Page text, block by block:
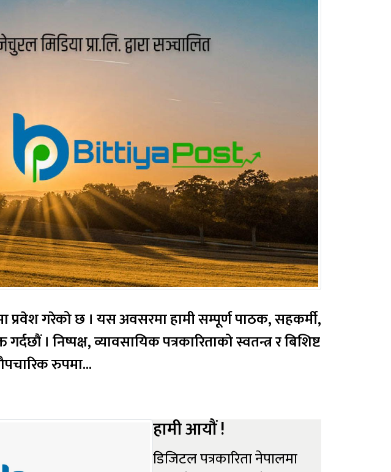
प्रवेश गरेको छ । यस अवसरमा हामी सम्पूर्ण पाठक, सहकर्मी,
र बिशिष्ट
रुपमा...
हामी आयौं !
डिजिटल पत्रकारिता नेपालमा